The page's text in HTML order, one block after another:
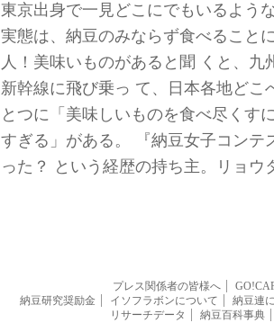
東京出身で一見どこにでもいるよう
実態は、納豆のみならず食べること
人！美味いものがあると聞 くと、九
新幹線に飛び乗っ て、日本各地どこ
とつに「美味しいものを食べ尽くす
すぎる」がある。 『納豆女子コンテ
った？ という経歴の持ち主。リョウ
プレス関係者の皆様へ
納豆研究奨励金
イソフラボンについて
納豆連
リサーチデータ
納豆百科事典